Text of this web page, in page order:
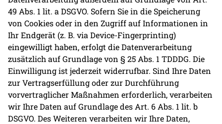
49 Abs. 1 lit. a DSGVO. Sofern Sie in die Speicherung
von Cookies oder in den Zugriff auf Informationen in
Ihr Endgerät (z. B. via Device-Fingerprinting)
eingewilligt haben, erfolgt die Datenverarbeitung
zusätzlich auf Grundlage von § 25 Abs. 1 TDDDG. Die
Einwilligung ist jederzeit widerrufbar. Sind Ihre Daten
zur Vertragserfüllung oder zur Durchführung
vorvertraglicher Maßnahmen erforderlich, verarbeiten
wir Ihre Daten auf Grundlage des Art. 6 Abs. 1 lit. b
DSGVO. Des Weiteren verarbeiten wir Ihre Daten,